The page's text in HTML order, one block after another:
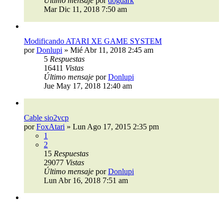
Mar Dic 11, 2018 7:50 am
Modificando ATARI XE GAME SYSTEM
porDonlupi » Mié Abr 11, 2018 2:45 am
5 Respuestas
16411 Vistas
Último mensaje porDonlupi
Jue May 17, 2018 12:40 am
Cable sio2vcp
porFoxAtari » Lun Ago 17, 2015 2:35 pm
1
2
15 Respuestas
29077 Vistas
Último mensaje porDonlupi
Lun Abr 16, 2018 7:51 am